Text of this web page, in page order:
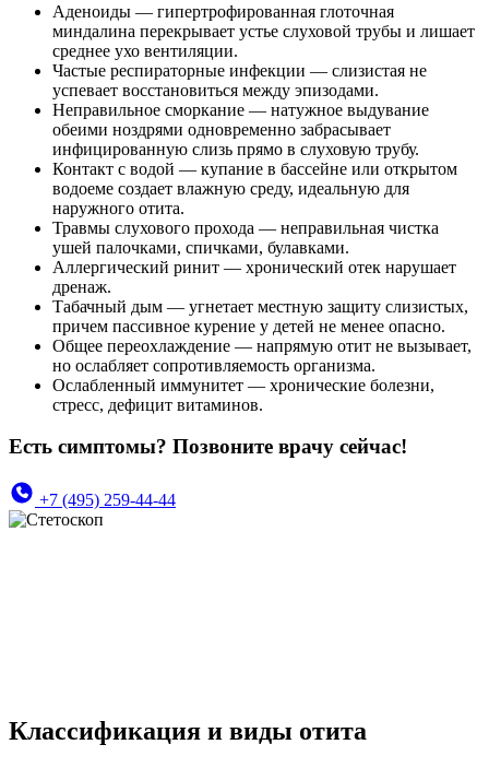
Аденоиды — гипертрофированная глоточная
миндалина перекрывает устье слуховой трубы и лишает
среднее ухо вентиляции.
Частые респираторные инфекции — слизистая не
успевает восстановиться между эпизодами.
Неправильное сморкание — натужное выдувание
обеими ноздрями одновременно забрасывает
инфицированную слизь прямо в слуховую трубу.
Контакт с водой — купание в бассейне или открытом
водоеме создает влажную среду, идеальную для
наружного отита.
Травмы слухового прохода — неправильная чистка
ушей палочками, спичками, булавками.
Аллергический ринит — хронический отек нарушает
дренаж.
Табачный дым — угнетает местную защиту слизистых,
причем пассивное курение у детей не менее опасно.
Общее переохлаждение — напрямую отит не вызывает,
но ослабляет сопротивляемость организма.
Ослабленный иммунитет — хронические болезни,
стресс, дефицит витаминов.
Есть симптомы? Позвоните врачу сейчас!
+7 (495) 259-44-44
Классификация и виды отита